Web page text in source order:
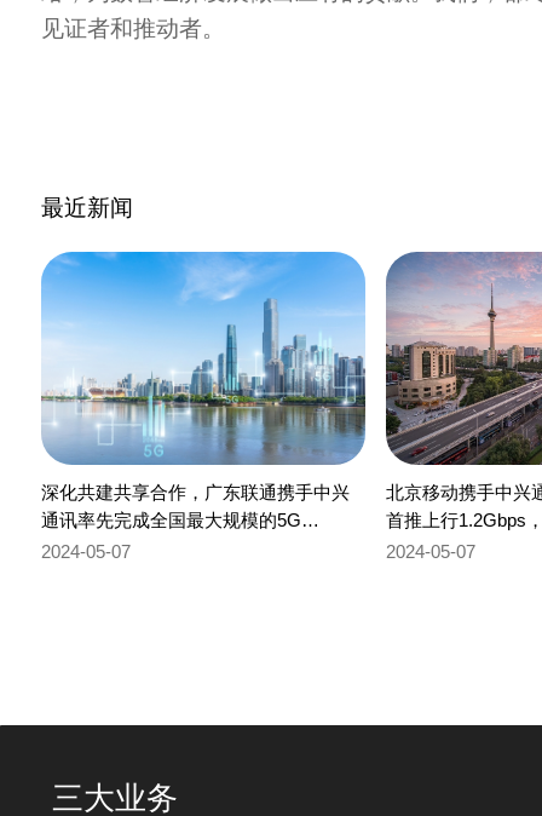
见证者和推动者。
最近新闻
深化共建共享合作，广东联通携手中兴
通讯率先完成全国最大规模的5G
RedCap网络部署
2024-05-07
北京移动携手中兴
首推上行1.2Gbps
大带宽新时代！
2024-05-07
三大业务